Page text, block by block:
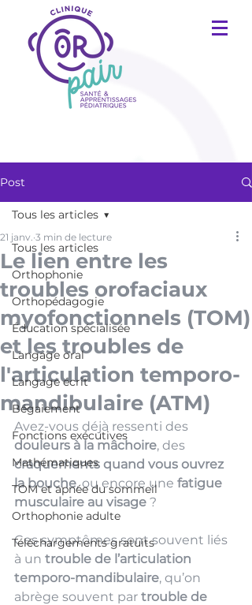
Post
Tous les articles
Orthophonie
Orthopédagogie
Éducation spécialisée
Langage oral
Langage écrit
Bégaiement
Fonctions exécutives
Mathématiques
TOM et apnée du sommeil
Orthophonie adulte
Téléchargements gratuits
Tous les articles
Le lien entre les
troubles orofaciaux
myofonctionnels (TOM)
et les troubles de
l'articulation temporo-
mandibulaire (ATM)
21 janv. 3 min de lecture
Avez-vous déjà ressenti des
douleurs à la mâchoire, des
craquements quand vous ouvrez
la bouche, ou encore une fatigue
musculaire au visage ?
Ces symptômes sont souvent liés
à un trouble de l’articulation
temporo-mandibulaire, qu’on
abrège souvent par trouble de